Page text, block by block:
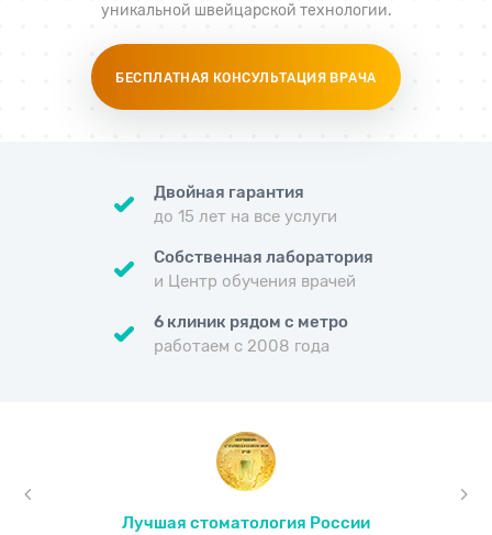
уникальной швейцарской технологии.
БЕСПЛАТНАЯ КОНСУЛЬТАЦИЯ ВРАЧА
Двойная гарантия
до 15 лет на все услуги
Собственная лаборатория
и Центр обучения врачей
6 клиник рядом с метро
работаем с 2008 года
Лучшая стоматология России